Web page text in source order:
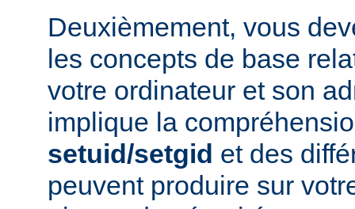
Deuxièmement, vous
les concepts de base
votre ordinateur et son
implique la
setuid/setgid et des
peuvent produire sur